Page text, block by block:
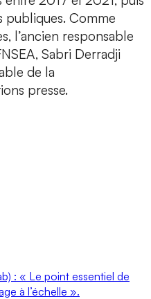
publiques. Comme
l’ancien responsable
Sabri Derradji
de la
presse.
: « Le point essentiel de
à l’échelle ».